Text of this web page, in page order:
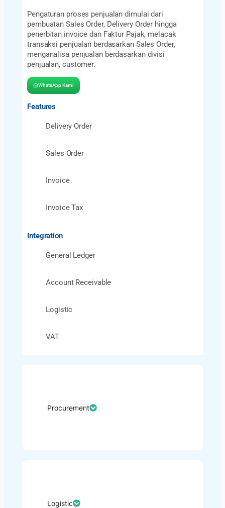
Pengaturan proses penjualan dimulai dari
pembuatan Sales Order, Delivery Order hingga
penerbitan invoice dan Faktur Pajak, melacak
transaksi penjualan berdasarkan Sales Order,
menganalisa penjualan berdasarkan divisi
penjualan, customer.
WhatsApp Kami
Features
Delivery Order​
Sales Order​
Invoice
Invoice Tax
Integration
General Ledger​
Account Receivable​
Logistic​
VAT
Procurement
Logistic